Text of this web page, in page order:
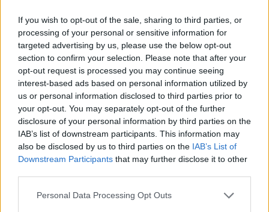
If you wish to opt-out of the sale, sharing to third parties, or
processing of your personal or sensitive information for
targeted advertising by us, please use the below opt-out
section to confirm your selection. Please note that after your
opt-out request is processed you may continue seeing
interest-based ads based on personal information utilized by
us or personal information disclosed to third parties prior to
your opt-out. You may separately opt-out of the further
disclosure of your personal information by third parties on the
IAB’s list of downstream participants. This information may
also be disclosed by us to third parties on the IAB’s List of
Downstream Participants that may further disclose it to other
Personal Data Processing Opt Outs